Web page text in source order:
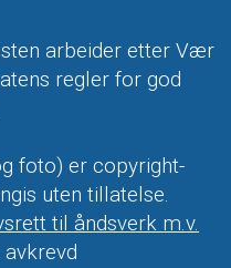
arbeider etter Vær
regler for god
foto) er copyright-
uten tillatelse.
til åndsverk m.v.